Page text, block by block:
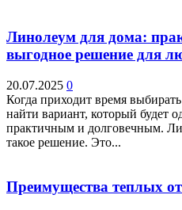
Линолеум для дома:
выгодное решение для
20.07.2025 0
Когда приходит время
найти вариант, который будет
практичным и долговечным.
такое решение. Это...
Преимущества теплых